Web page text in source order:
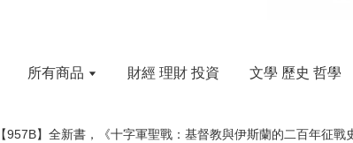
所有商品 財經 理財 投資 文學 歷史 哲學
【957B】全新書，《十字軍聖戰：基督教與伊斯蘭的二百年征